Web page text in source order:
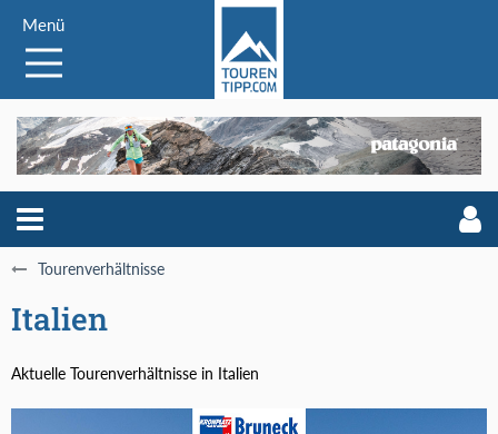
Menü
Tourenverhältnisse
Italien
Aktuelle Tourenverhältnisse in Italien